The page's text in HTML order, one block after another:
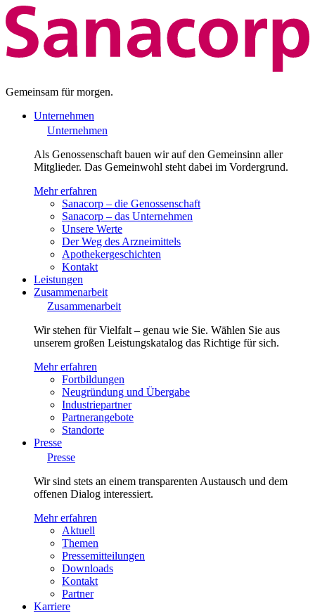
Gemeinsam für morgen.
Unternehmen
Unternehmen
Als Genossenschaft bauen wir auf den Gemeinsinn aller
Mitglieder. Das Gemeinwohl steht dabei im Vordergrund.
Mehr erfahren
Sanacorp – die Genossenschaft
Sanacorp – das Unternehmen
Unsere Werte
Der Weg des Arzneimittels
Apothekergeschichten
Kontakt
Leistungen
Zusammenarbeit
Zusammenarbeit
Wir stehen für Vielfalt – genau wie Sie. Wählen Sie aus
unserem großen Leistungskatalog das Richtige für sich.
Mehr erfahren
Fortbildungen
Neugründung und Übergabe
Industriepartner
Partnerangebote
Standorte
Presse
Presse
Wir sind stets an einem transparenten Austausch und dem
offenen Dialog interessiert.
Mehr erfahren
Aktuell
Themen
Pressemitteilungen
Downloads
Kontakt
Partner
Karriere